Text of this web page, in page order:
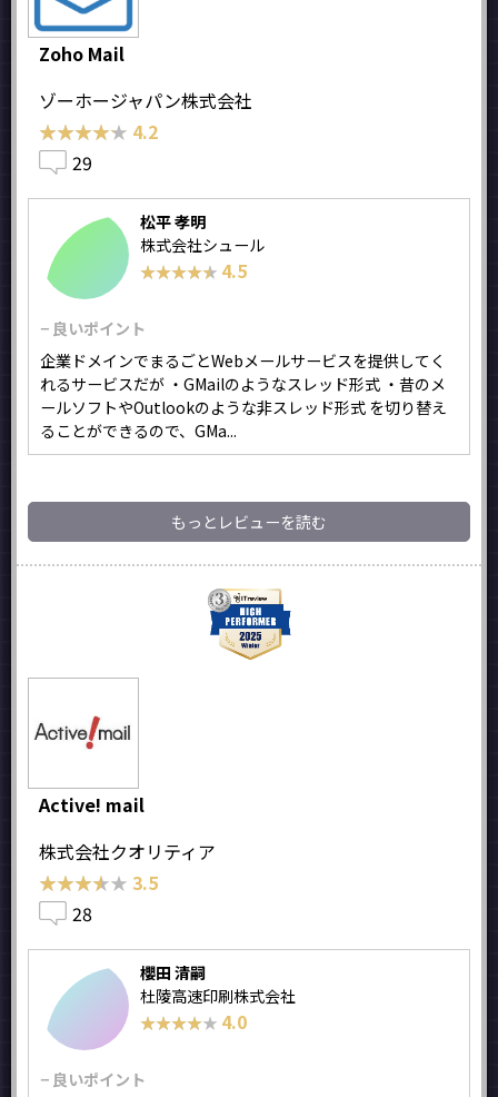
Zoho Mail
ゾーホージャパン株式会社
★★★★★
★★★★★ 4.2
29
松平 孝明
株式会社シュール
★★★★★
★★★★★ 4.5
− 良いポイント
企業ドメインでまるごとWebメールサービスを提供してく
れるサービスだが ・GMailのようなスレッド形式 ・昔のメ
ールソフトやOutlookのような非スレッド形式 を切り替え
ることができるので、GMa...
もっとレビューを読む
Active! mail
株式会社クオリティア
★★★★★
★★★★★ 3.5
28
櫻田 清嗣
杜陵高速印刷株式会社
★★★★★
★★★★★ 4.0
− 良いポイント